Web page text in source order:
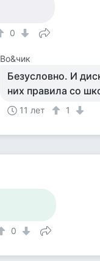
0
Во&чик
Безусловно. И
них правила со
11 лет 1
0